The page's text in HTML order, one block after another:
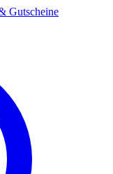
Gutscheine